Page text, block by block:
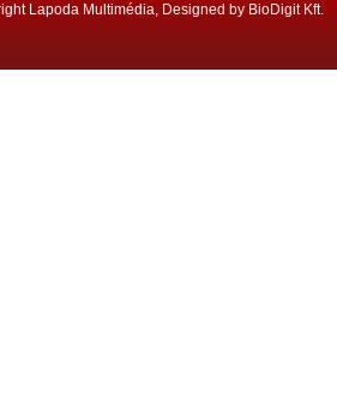
Lapoda Multimédia, Designed by BioDigit Kft.